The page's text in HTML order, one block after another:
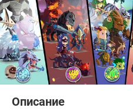
Описание